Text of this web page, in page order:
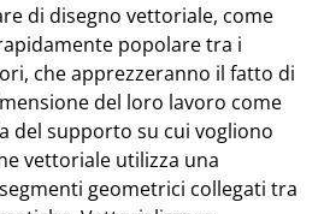
di disegno vettoriale, come
popolare tra i
che apprezzeranno il fatto di
del loro lavoro come
del supporto su cui vogliono
vettoriale utilizza una
geometrici collegati tra